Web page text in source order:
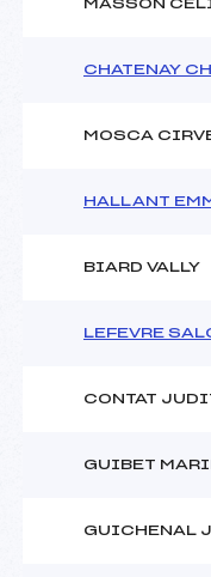
MASSON
CHATENAY
MOSCA
HALLANT
BIARD VALLY
LEFEVRE
CONTAT
GUIBET
GUICHENAL